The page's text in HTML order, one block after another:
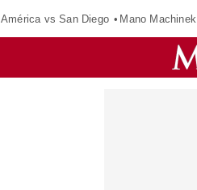
América vs San Diego Mano Machinek